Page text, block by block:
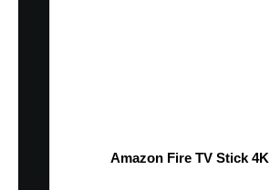
Amazon Fire TV Stick